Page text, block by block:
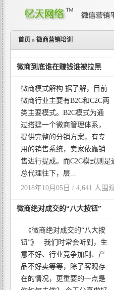
首页 » 微商营销培训
微商到底谁在赚钱谁被拉黑
微商模式解构 据了解，目前
微商行业主要有B2C和C2C两
类主要模式。B2C模式为通
过搭建一个微商管理体系，
提供完整的分销方案，有专
用的销售系统，卖家依靠销
售进行提成。而C2C模式则
总代理往下，层...
2018年10月05日 / 4,641 人围
微商绝对成交的“八大按钮”
《微商绝对成交的“八大按
钮”》 我们时常会听到，生
意不好、行业竞争加剧、产
品不好卖等等，除了客观存
在的情况，更重要的一点是